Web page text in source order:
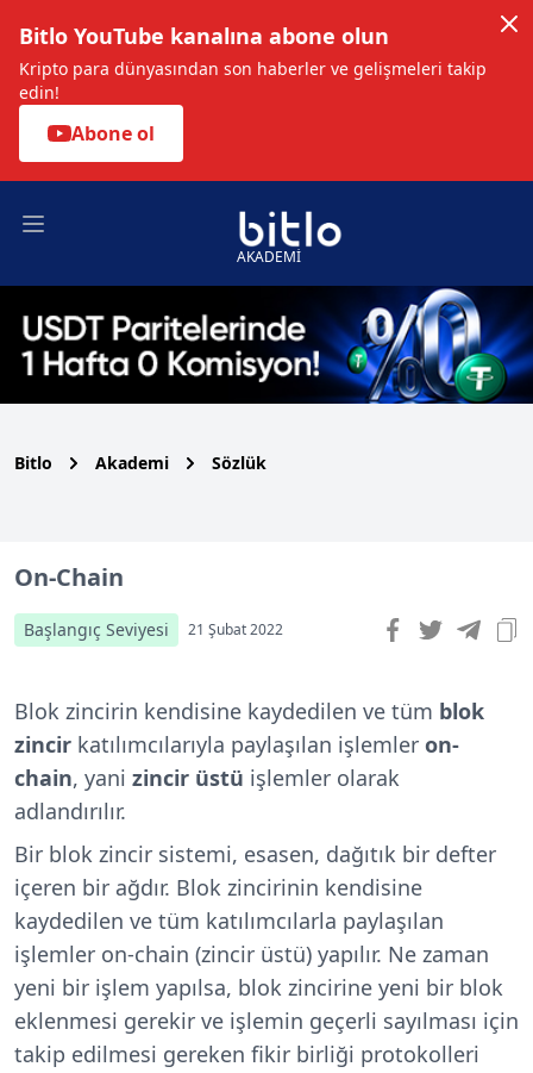
Bitlo YouTube kanalına abone olun
Kripto para dünyasından son haberler ve gelişmeleri takip
edin!
Abone ol
Open main menu
AKADEMİ
Bitlo Akademi Sözlük
On-Chain
Başlangıç Seviyesi 21 Şubat 2022
Blok zincirin kendisine kaydedilen ve tüm blok
zincir katılımcılarıyla paylaşılan işlemler on-
chain, yani zincir üstü işlemler olarak
adlandırılır.
Bir blok zincir sistemi, esasen, dağıtık bir defter
içeren bir ağdır. Blok zincirinin kendisine
kaydedilen ve tüm katılımcılarla paylaşılan
işlemler on-chain (zincir üstü) yapılır. Ne zaman
yeni bir işlem yapılsa, blok zincirine yeni bir blok
eklenmesi gerekir ve işlemin geçerli sayılması için
takip edilmesi gereken fikir birliği protokolleri